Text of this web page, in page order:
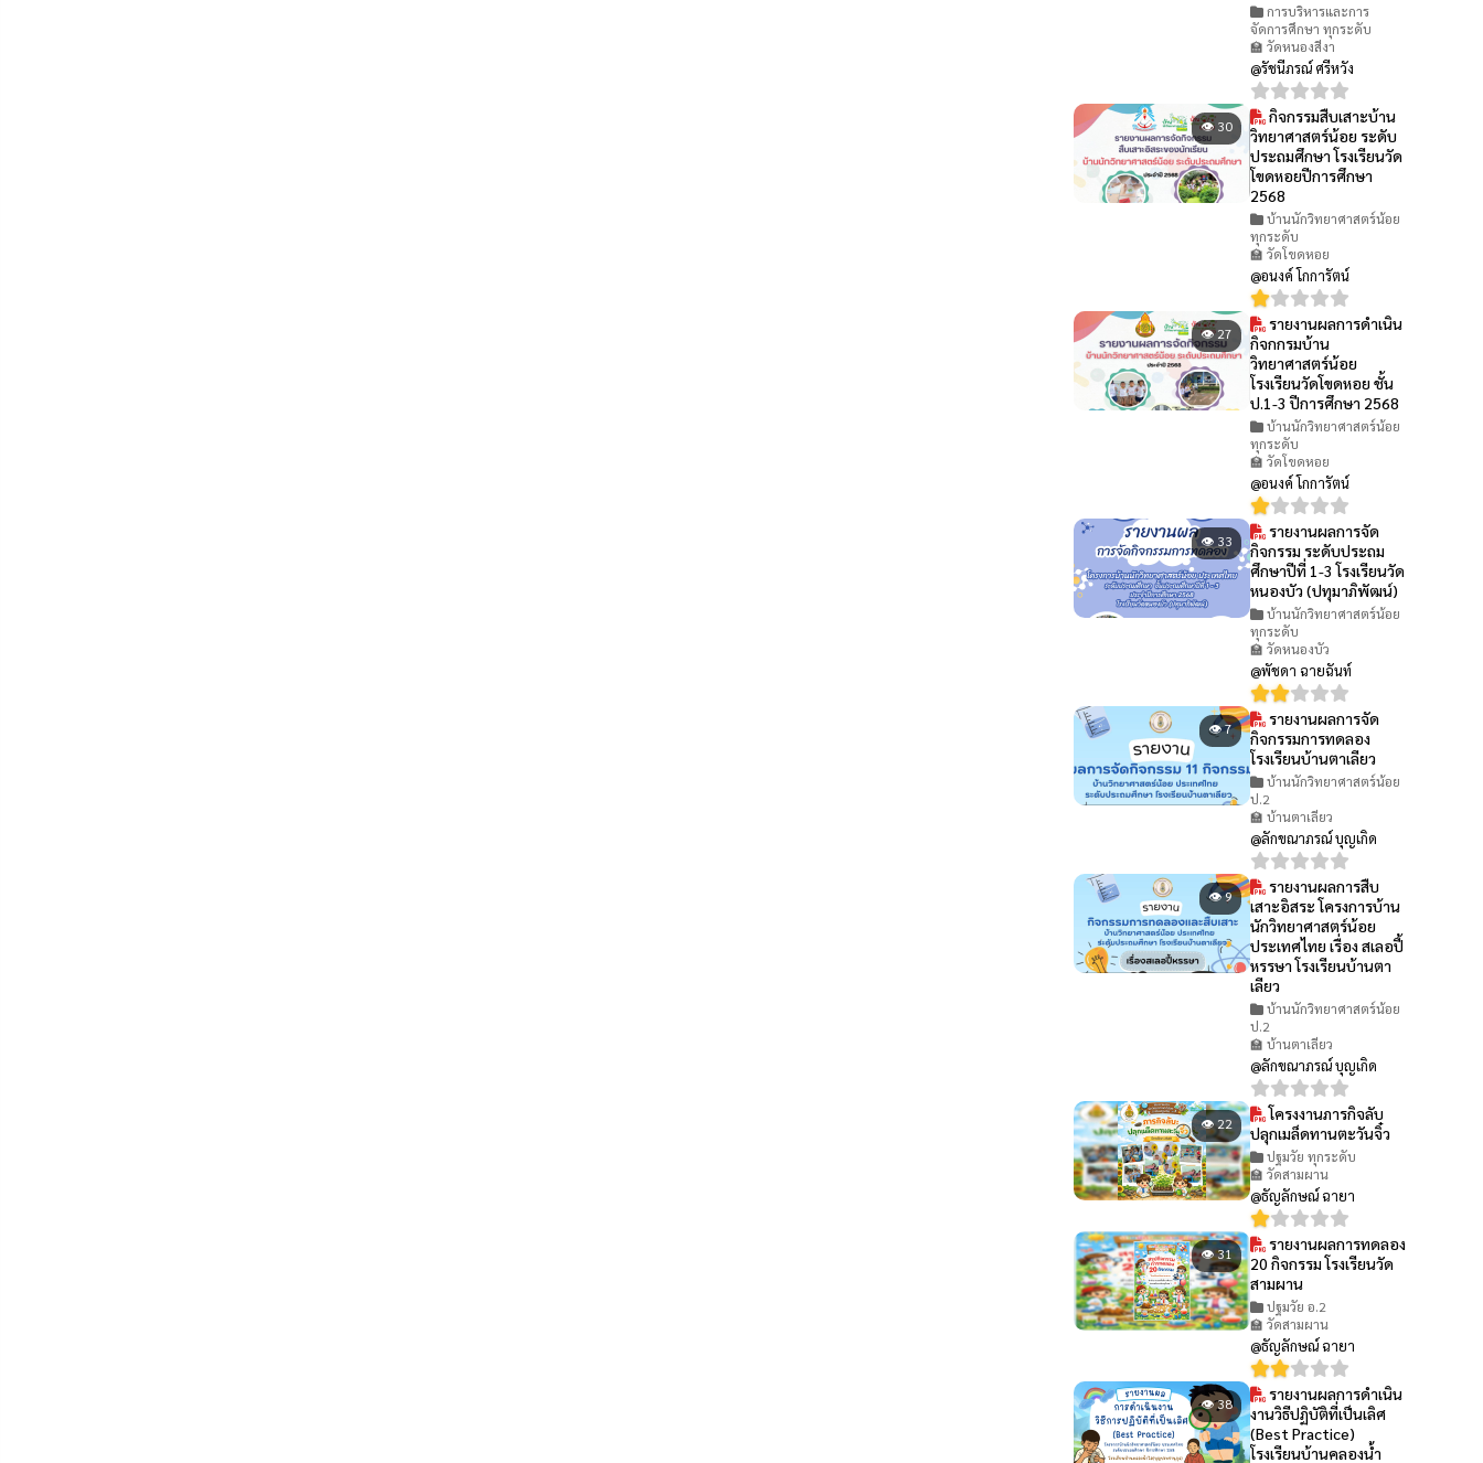
การบริหารและการ
จัดการศึกษา ทุกระดับ
🏫 วัดหนองสีงา
@รัชนีภรณ์ ศรีหวัง
👁 30
กิจกรรมสืบเสาะบ้าน
วิทยาศาสตร์น้อย ระดับ
ประถมศึกษา โรงเรียนวัด
โขดหอยปีการศึกษา
2568
บ้านนักวิทยาศาสตร์น้อย
ทุกระดับ
🏫 วัดโขดหอย
@อนงค์ โกการัตน์
👁 27
รายงานผลการดำเนิน
กิจกกรมบ้าน
วิทยาศาสตร์น้อย
โรงเรียนวัดโขดหอย ชั้น
ป.1-3 ปีการศึกษา 2568
บ้านนักวิทยาศาสตร์น้อย
ทุกระดับ
🏫 วัดโขดหอย
@อนงค์ โกการัตน์
👁 33
รายงานผลการจัด
กิจกรรม ระดับประถม
ศึกษาปีที่ 1-3 โรงเรียนวัด
หนองบัว (ปทุมาภิพัฒน์)
บ้านนักวิทยาศาสตร์น้อย
ทุกระดับ
🏫 วัดหนองบัว
@พัชดา ฉายฉันท์
👁 7
รายงานผลการจัด
กิจกรรมการทดลอง
โรงเรียนบ้านตาเลียว
บ้านนักวิทยาศาสตร์น้อย
ป.2
🏫 บ้านตาเลียว
@ลักขณาภรณ์ บุญเกิด
👁 9
รายงานผลการสืบ
เสาะอิสระ โครงการบ้าน
นักวิทยาศาสตร์น้อย
ประเทศไทย เรื่อง สเลอปี้
หรรษา โรงเรียนบ้านตา
เลียว
บ้านนักวิทยาศาสตร์น้อย
ป.2
🏫 บ้านตาเลียว
@ลักขณาภรณ์ บุญเกิด
👁 22
โครงงานภารกิจลับ
ปลุกเมล็ดทานตะวันจิ๋ว
ปฐมวัย ทุกระดับ
🏫 วัดสามผาน
@ธัญลักษณ์ ฉายา
👁 31
รายงานผลการทดลอง
20 กิจกรรม โรงเรียนวัด
สามผาน
ปฐมวัย อ.2
🏫 วัดสามผาน
@ธัญลักษณ์ ฉายา
👁 38
รายงานผลการดำเนิน
งานวิธีปฏิบัติที่เป็นเลิศ
(Best Practice)
โรงเรียนบ้านคลองน้ำ